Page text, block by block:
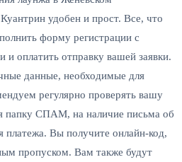
удобен и прост. Все, что
форму регистрации с
оплатить отправку вашей заявки.
данные, необходимые для
регулярно проверять вашу
папку СПАМ, на наличие письма об
платежа. Вы получите онлайн-код,
пропуском. Вам также будут